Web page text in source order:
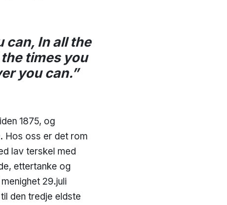
can, In all the
times you
you can.”
1875, og
Hos oss er det rom
lav terskel med
ettertanke og
29.juli
den tredje eldste